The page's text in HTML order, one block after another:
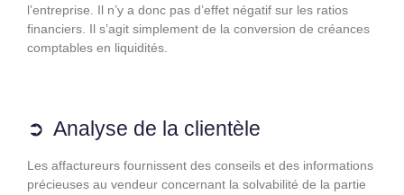
l’entreprise. Il n’y a donc pas d’effet négatif sur les ratios
financiers. Il s’agit simplement de la conversion de créances
comptables en liquidités.
Analyse de la clientèle
Les affactureurs fournissent des conseils et des informations
précieuses au vendeur concernant la solvabilité de la partie